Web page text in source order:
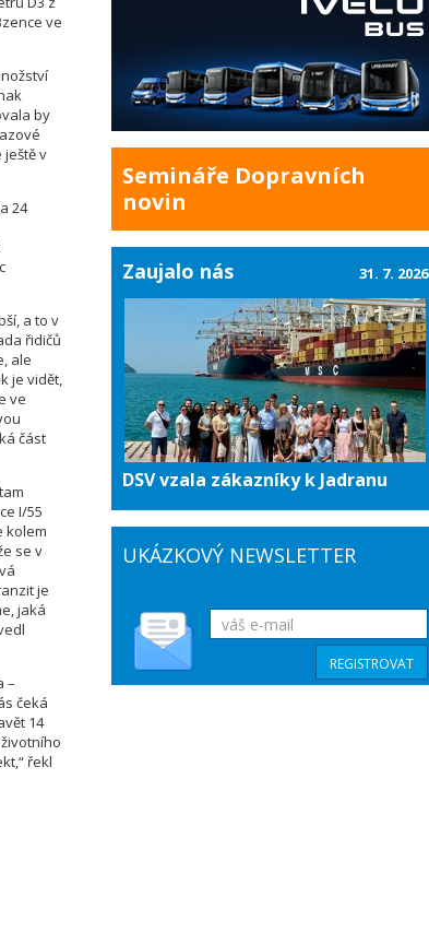
ve
by
ještě v
24
a to v
řidičů
ale
je vidět,
ve
část
I/55
kolem
se v
je
jaká
–
čeká
14
řekl
Semináře Dopravních
novin
Zaujalo nás
DSV vzala zákazníky k Jadranu
31. 7. 2026
UKÁZKOVÝ NEWSLETTER